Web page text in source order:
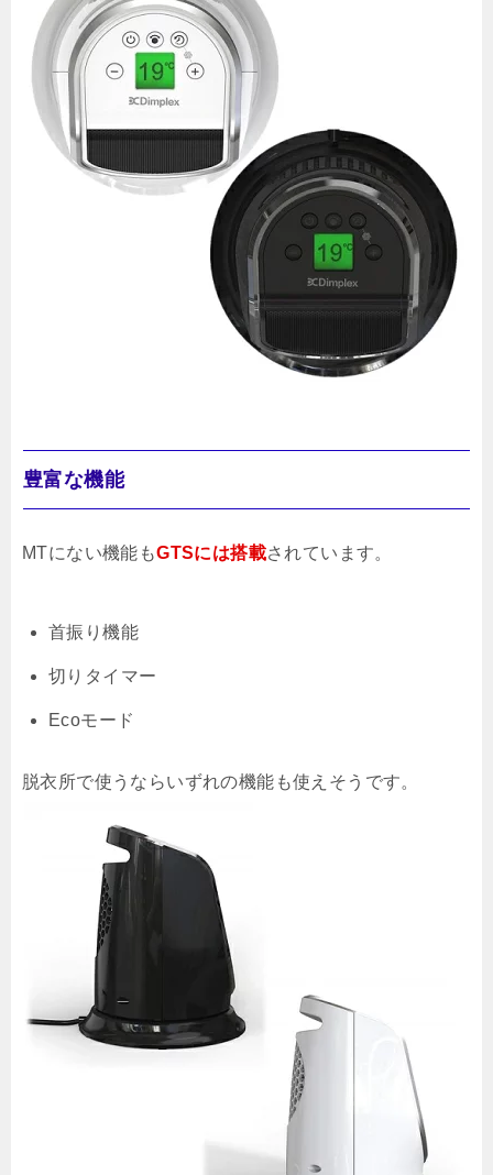
豊富な機能
MTにない機能もGTSには搭載されています。
首振り機能
切りタイマー
Ecoモード
脱衣所で使うならいずれの機能も使えそうです。